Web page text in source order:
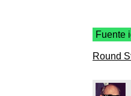
Fuente
Round